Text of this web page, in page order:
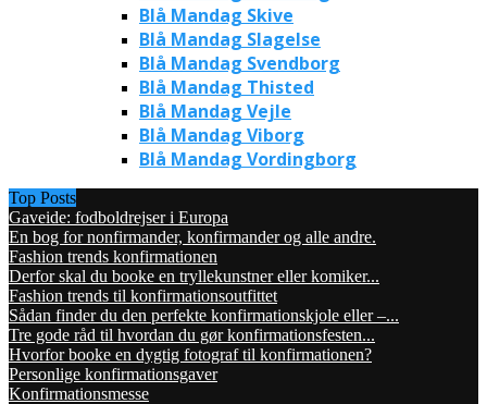
Blå Mandag Skive
Blå Mandag Slagelse
Blå Mandag Svendborg
Blå Mandag Thisted
Blå Mandag Vejle
Blå Mandag Viborg
Blå Mandag Vordingborg
Top Posts
Gaveide: fodboldrejser i Europa
En bog for nonfirmander, konfirmander og alle andre.
Fashion trends konfirmationen
Derfor skal du booke en tryllekunstner eller komiker...
Fashion trends til konfirmationsoutfittet
Sådan finder du den perfekte konfirmationskjole eller –...
Tre gode råd til hvordan du gør konfirmationsfesten...
Hvorfor booke en dygtig fotograf til konfirmationen?
Personlige konfirmationsgaver
Konfirmationsmesse